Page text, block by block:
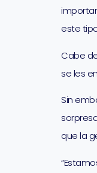
este
Cabe
se les
Sin
que la